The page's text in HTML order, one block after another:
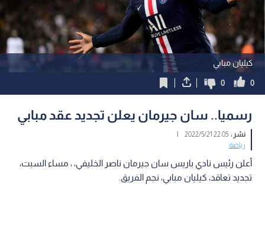
كيليان مبابي
0
0
رسميا.. سان جيرمان يعلن تجديد عقد مبابي
نشر :22:05 2022/5/21
|
رياضة
أعلن رئيس نادي باريس سان جيرمان ناصر الخليفي، ، مساء السبت،
تجديد تعاقد، كيليان مبابي، نجم الفريق.